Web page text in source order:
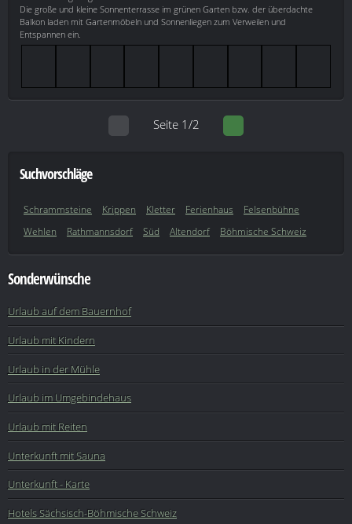
Die große und kleine Sonnenterrasse im grünen Garten bzw. der überdachte
Balkon laden mit Gartenmöbeln und Sonnenliegen zum Verweilen und
Entspannen ein.
Seite 1/2
Suchvorschläge
Schrammsteine Krippen Kletter Ferienhaus
Felsenbühne
Wehlen
Rathmannsdorf Süd Altendorf Böhmische Schweiz
Sonderwünsche
Urlaub auf dem Bauernhof
Urlaub mit Kindern
Urlaub in der Mühle
Urlaub im Umgebindehaus
Urlaub mit Reiten
Unterkunft mit Sauna
Unterkunft - Karte
Hotels Sächsisch-Böhmische Schweiz